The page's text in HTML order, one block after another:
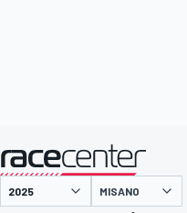
MISANO